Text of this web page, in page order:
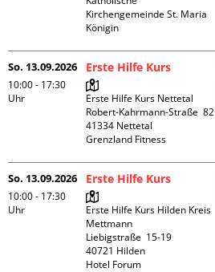
Kirchengemeinde St. Maria
Königin
So. 13.09.2026
10:00 - 17:30
Uhr
Erste Hilfe Kurs
Erste Hilfe Kurs Nettetal
Robert-Kahrmann-Straße  82
41334 Nettetal
Grenzland Fitness
So. 13.09.2026
10:00 - 17:30
Uhr
Erste Hilfe Kurs
Erste Hilfe Kurs Hilden Kreis
Mettmann
Liebigstraße  15-19
40721 Hilden
Hotel Forum